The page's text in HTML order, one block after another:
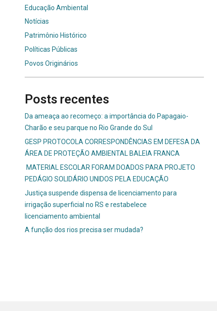
Educação Ambiental
Notícias
Patrimônio Histórico
Políticas Públicas
Povos Originários
Posts recentes
Da ameaça ao recomeço: a importância do Papagaio-
Charão e seu parque no Rio Grande do Sul
GESP PROTOCOLA CORRESPONDÊNCIAS EM DEFESA DA
ÁREA DE PROTEÇÃO AMBIENTAL BALEIA FRANCA
MATERIAL ESCOLAR FORAM DOADOS PARA PROJETO
PEDÁGIO SOLIDÁRIO UNIDOS PELA EDUCAÇÃO
Justiça suspende dispensa de licenciamento para
irrigação superficial no RS e restabelece
licenciamento ambiental
A função dos rios precisa ser mudada?